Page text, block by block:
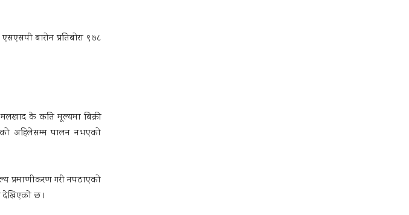
बारोन प्रतिबोरा ९७८
मलखाद के कति मूल्यमा बिक्री
अहिलेसम्म पालन नभएको
प्रमाणीकरण गरी नपठाएको
छ ।